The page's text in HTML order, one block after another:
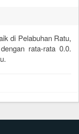
di Pelabuhan Ratu,
rata-rata 0.0.